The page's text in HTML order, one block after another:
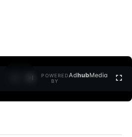
POWERED
BY
AdhubMedia